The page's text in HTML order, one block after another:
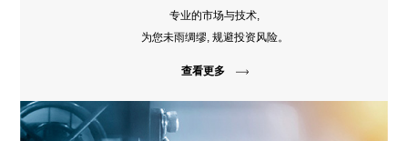
专业的市场与技术,
为您未雨绸缪, 规避投资风险。
查看更多